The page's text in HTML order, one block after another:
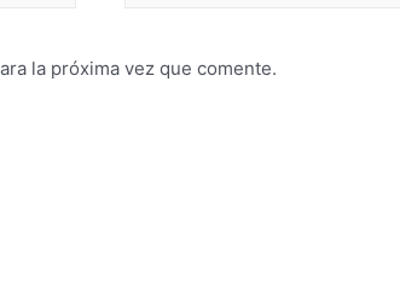
la próxima vez que comente.